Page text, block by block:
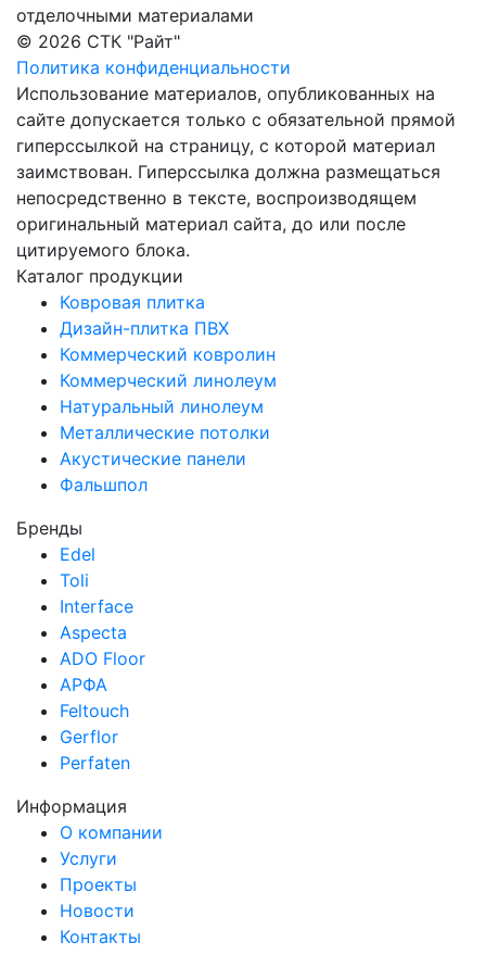
отделочными материалами
© 2026 СТК "Райт"
Политика конфиденциальности
Использование материалов, опубликованных на
сайте допускается только с обязательной прямой
гиперссылкой на страницу, с которой материал
заимствован. Гиперссылка должна размещаться
непосредственно в тексте, воспроизводящем
оригинальный материал сайта, до или после
цитируемого блока.
Каталог продукции
Ковровая плитка
Дизайн-плитка ПВХ
Коммерческий ковролин
Коммерческий линолеум
Натуральный линолеум
Металлические потолки
Акустические панели
Фальшпол
Бренды
Edel
Toli
Interface
Aspecta
ADO Floor
АРФА
Feltouch
Gerflor
Perfaten
Информация
О компании
Услуги
Проекты
Новости
Контакты